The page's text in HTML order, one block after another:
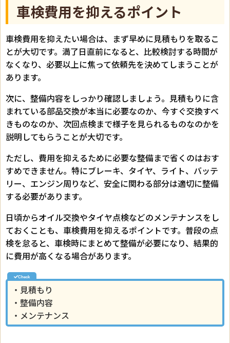
車検費用を抑えるポイント
車検費用を抑えたい場合は、まず早めに見積もりを取るこ
とが大切です。満了日直前になると、比較検討する時間が
なくなり、必要以上に焦って依頼先を決めてしまうことが
あります。
次に、整備内容をしっかり確認しましょう。見積もりに含
まれている部品交換が本当に必要なのか、今すぐ交換すべ
きものなのか、次回点検まで様子を見られるものなのかを
説明してもらうことが大切です。
ただし、費用を抑えるために必要な整備まで省くのはおす
すめできません。特にブレーキ、タイヤ、ライト、バッテ
リー、エンジン周りなど、安全に関わる部分は適切に整備
する必要があります。
日頃からオイル交換やタイヤ点検などのメンテナンスをし
ておくことも、車検費用を抑えるポイントです。普段の点
検を怠ると、車検時にまとめて整備が必要になり、結果的
に費用が高くなる場合があります。
・見積もり
・整備内容
・メンテナンス